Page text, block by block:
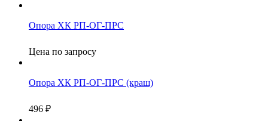
Опора ХК РП-ОГ-ПРС
Цена по запросу
Опора ХК РП-ОГ-ПРС (краш)
496 ₽